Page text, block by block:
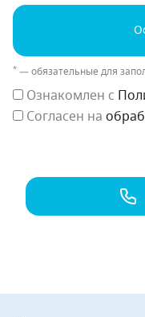
* — обязательные для
Ознакомлен с
Согласен на